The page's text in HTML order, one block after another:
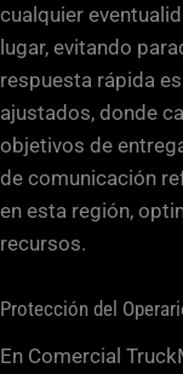
cualquier
lugar, evitando
respuesta rápida
ajustados, donde
objetivos de
de comunicación
en esta región,
recursos.
Protección del
En Comercial